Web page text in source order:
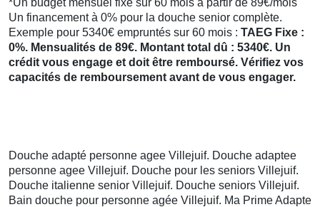
Un financement à 0% pour la douche senior complète.
Exemple pour 5340€ empruntés sur 60 mois : TAEG Fixe :
0%. Mensualités de 89€. Montant total dû : 5340€. Un
crédit vous engage et doit être remboursé. Vérifiez vos
capacités de remboursement avant de vous engager.
Douche adapté personne agee Villejuif. Douche adaptee
personne agee Villejuif. Douche pour les seniors Villejuif.
Douche italienne senior Villejuif. Douche seniors Villejuif.
Bain douche pour personne agée Villejuif. Ma Prime Adapte